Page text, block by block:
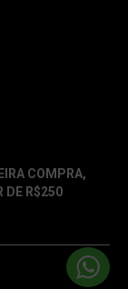
COMPRA,
DE R$250